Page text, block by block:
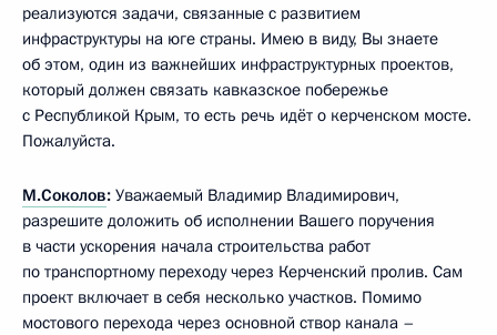
реализуются задачи, связанные с развитием
инфраструктуры на юге страны. Имею в виду, Вы знаете
об этом, один из важнейших инфраструктурных проектов,
который должен связать кавказское побережье
с Республикой Крым, то есть речь идёт о керченском мосте.
Пожалуйста.
М.Соколов: Уважаемый Владимир Владимирович,
разрешите доложить об исполнении Вашего поручения
в части ускорения начала строительства работ
по транспортному переходу через Керченский пролив. Сам
проект включает в себя несколько участков. Помимо
мостового перехода через основной створ канала –